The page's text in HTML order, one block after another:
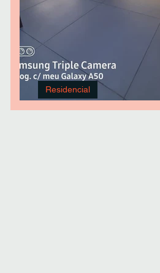
Mesa em 'L' com Armário
Residencial